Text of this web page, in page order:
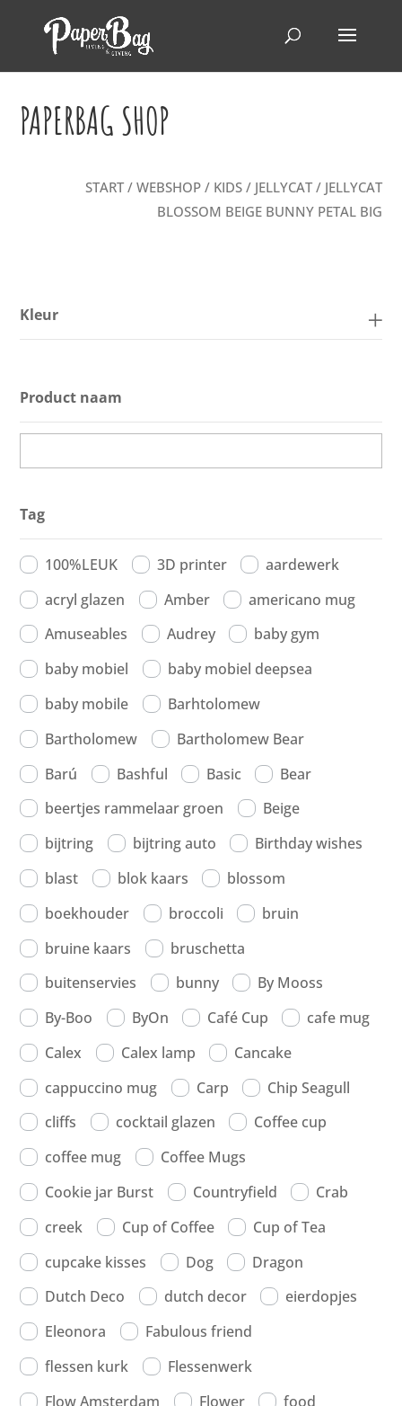
PAPERBAG SHOP
START/ WEBSHOP/ KIDS/ JELLYCAT/ JELLYCAT
BLOSSOM BEIGE BUNNY PETAL BIG
Kleur
Product naam
Tag
100%LEUK 3D printer
aardewerk
acryl glazen
Amber
americano mug
Amuseables
Audrey
baby gym
baby mobiel
baby mobiel deepsea
baby mobile
Barhtolomew
Bartholomew
Bartholomew Bear
Barú
Bashful Basic
Bear
beertjes rammelaar groen
Beige
bijtring
bijtring auto
Birthday wishes
blast
blok kaars
blossom
boekhouder
broccoli
bruin
bruine kaars
bruschetta
buitenservies
bunny
By Mooss
By-Boo
ByOn Café Cup
cafe mug
Calex
Calex lamp
Cancake
cappuccino mug
Carp
Chip Seagull
cliffs
cocktail glazen
Coffee cup
coffee mug
Coffee Mugs
Cookie jar Burst
Countryfield
Crab
creek
Cup of Coffee
Cup of Tea
cupcake kisses
Dog
Dragon
Dutch Deco
dutch decor
eierdopjes
Eleonora
Fabulous friend
flessen kurk
Flessenwerk
Flow Amsterdam
Flower
food